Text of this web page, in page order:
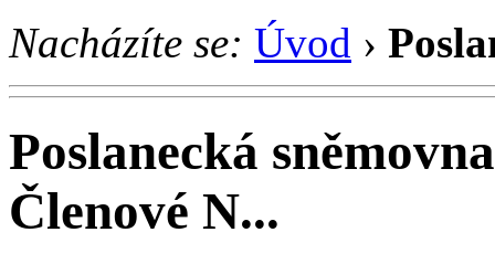
Nacházíte se: Úvod ›
Poslanecká sněmovna
Členové N...